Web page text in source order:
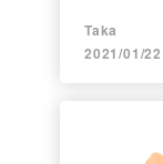
Taka
2021/01/22